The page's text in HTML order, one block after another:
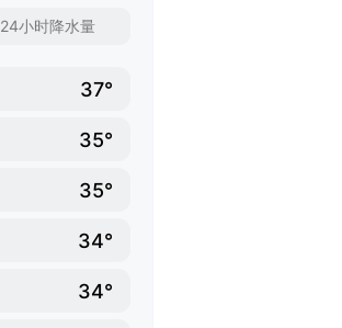
24小时降水量
37°
35°
35°
34°
34°